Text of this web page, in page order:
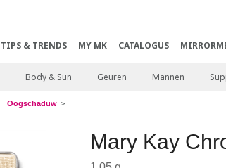
TIPS & TRENDS MY MK CATALOGUS
Body & Sun Geuren Mannen
Oogschaduw
Mary Kay